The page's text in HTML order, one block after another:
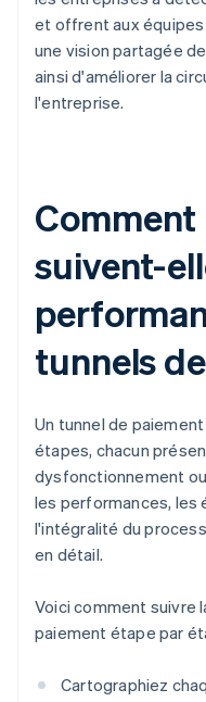
et offrent aux
une vision partagée
ainsi d'améliorer la
l'entreprise.
Comment
suivent-
tunnels
Un tunnel de
étapes, chacun
dysfonctionnement
les performances, les
l'intégralité du
en détail.
Voici comment suivre
paiement étape par
Cartographiez